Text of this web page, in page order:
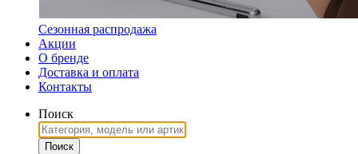
Сезонная распродажа
Акции
О бренде
Доставка и оплата
Контакты
Поиск